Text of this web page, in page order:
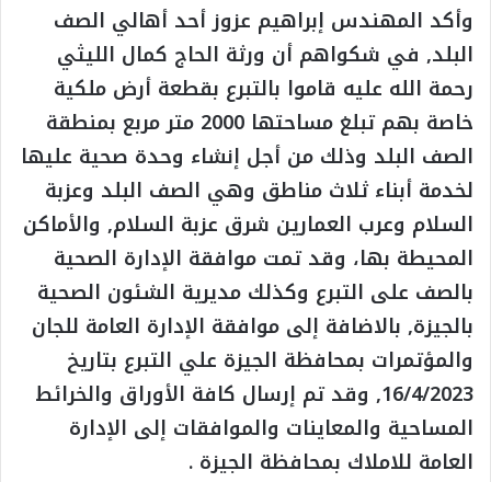
وأكد المهندس إبراهيم عزوز أحد أهالي الصف
البلد, في شكواهم أن ورثة الحاج كمال الليثي
رحمة الله عليه قاموا بالتبرع بقطعة أرض ملكية
خاصة بهم تبلغ مساحتها 2000 متر مربع بمنطقة
الصف البلد وذلك من أجل إنشاء وحدة صحية عليها
لخدمة أبناء ثلاث مناطق وهي الصف البلد وعزبة
السلام وعرب العمارين شرق عزبة السلام, والأماكن
المحيطة بها، وقد تمت موافقة الإدارة الصحية
بالصف على التبرع وكذلك مديرية الشئون الصحية
بالجيزة, بالاضافة إلى موافقة الإدارة العامة للجان
والمؤتمرات بمحافظة الجيزة علي التبرع بتاريخ
16/4/2023, وقد تم إرسال كافة الأوراق والخرائط
المساحية والمعاينات والموافقات إلى الإدارة
العامة للاملاك بمحافظة الجيزة .